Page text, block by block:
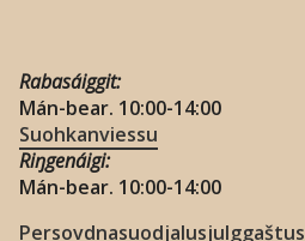
Rabasáiggit:
Mán-bear. 10:00-14:00
Suohkanviessu
Riŋgenáigi:
Mán-bear. 10:00-14:00
Persovdnasuodjalusjulggaštus